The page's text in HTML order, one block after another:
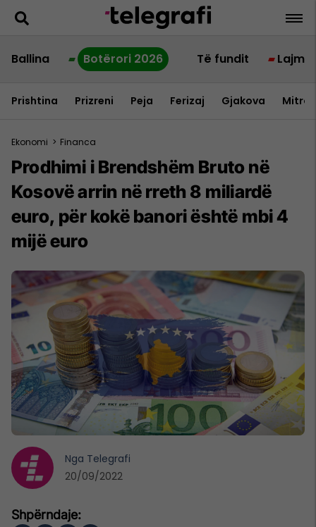
Ballina Botërori 2026 Të fundit Lajme
Prishtina Prizreni Peja Ferizaj Gjakova
Ekonomi > Financa
Prodhimi i Brendshëm Bruto në
Kosovë arrin në rreth 8 miliardë
euro, për kokë banori është mbi 4
mijë euro
Nga Telegrafi
20/09/2022